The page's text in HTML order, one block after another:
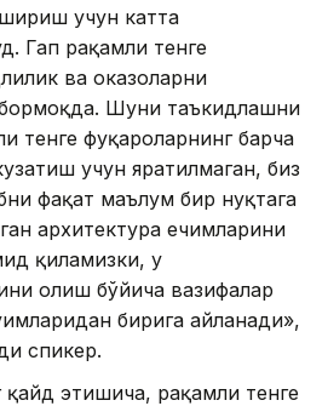
учун катта
Гап рақамли тенге
ва ҳоказоларни
Шуни таъкидлашни
тенге фуқароларнинг барча
учун яратилмаган, биз
фақат маълум бир нуқтага
архитектура ечимларини
қиламизки, у
олиш бўйича вазифалар
бирига айланади»,
спикер.
этишича, рақамли тенге